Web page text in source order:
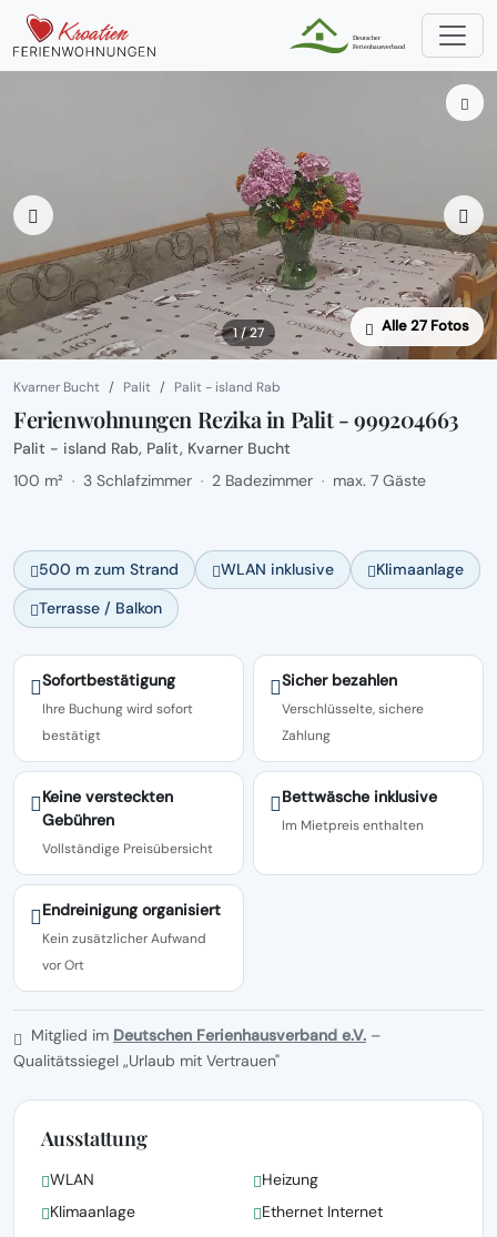
1 / 27 Alle 27 Fotos
Kvarner Bucht Palit Palit - island Rab
Ferienwohnungen Rezika in Palit - 999204663
Palit - island Rab, Palit, Kvarner Bucht
100 m² · 3 Schlafzimmer · 2 Badezimmer · max. 7 Gäste
500 m zum Strand WLAN inklusive
Klimaanlage
Terrasse / Balkon
Sofortbestätigung
Ihre Buchung wird sofort
bestätigt
Sicher bezahlen
Verschlüsselte, sichere
Zahlung
Keine versteckten
Gebühren
Vollständige Preisübersicht
Bettwäsche inklusive
Im Mietpreis enthalten
Endreinigung organisiert
Kein zusätzlicher Aufwand
vor Ort
Mitglied im Deutschen Ferienhausverband e.V. –
Qualitätssiegel „Urlaub mit Vertrauen"
Ausstattung
WLAN
Heizung
Klimaanlage
Ethernet Internet